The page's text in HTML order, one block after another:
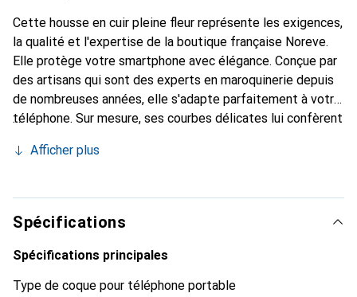
Cette housse en cuir pleine fleur représente les exigences,
la qualité et l'expertise de la boutique française Noreve.
Elle protège votre smartphone avec élégance. Conçue par
des artisans qui sont des experts en maroquinerie depuis
de nombreuses années, elle s'adapte parfaitement à votre
téléphone. Sur mesure, ses courbes délicates lui confèrent
chic et essentiel pour votre smartphone. Reconnaissante à
marque Noreve est un choix sûr pour une clientèle
exigeante.
Afficher plus
Spécifications
Spécifications principales
Type de coque pour téléphone portable